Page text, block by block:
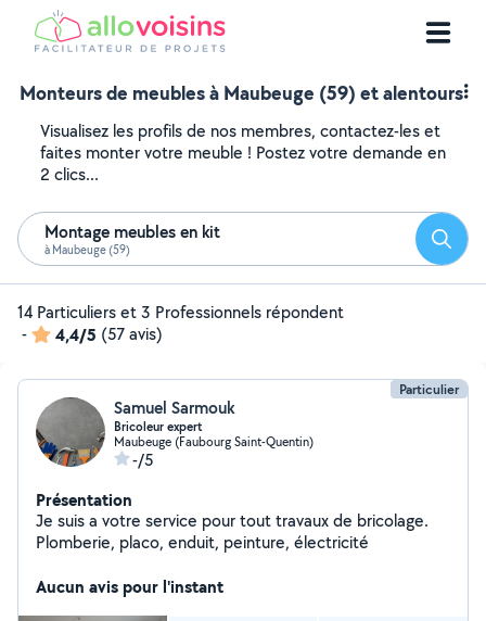
Monteurs de meubles à Maubeuge (59) et alentours
Visualisez les profils de nos membres, contactez-les et
faites monter votre meuble ! Postez votre demande en
2 clics...
Montage meubles en kit
à Maubeuge (59)
14 Particuliers et 3 Professionnels répondent
-
4,4/5 (57 avis)
Particulier
Samuel Sarmouk
Bricoleur expert
Maubeuge (Faubourg Saint-Quentin)
-/5
Présentation
Je suis a votre service pour tout travaux de bricolage.
Plomberie, placo, enduit, peinture, électricité
Aucun avis pour l'instant